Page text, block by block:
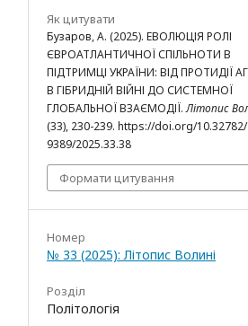
Як цитувати
Бузаров, А. (2025). ЕВОЛЮЦІЯ РОЛІ
ЄВРОАТЛАНТИЧНОЇ СПІЛЬНОТИ В
ПІДТРИМЦІ УКРАЇНИ: ВІД ПРОТИДІЇ
В ГІБРИДНІЙ ВІЙНІ ДО СИСТЕМНОЇ
ГЛОБАЛЬНОЇ ВЗАЄМОДІЇ.Літопис
(33), 230-239. https://doi.org/
9389/2025.33.38
Формати цитування
Номер
№ 33 (2025): Літопис Волині
Розділ
Політологія